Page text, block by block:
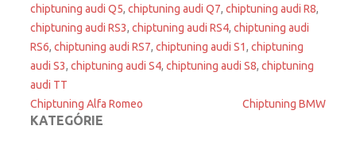
chiptuning audi Q5, chiptuning audi Q7, chiptuning audi R8,
chiptuning audi RS3, chiptuning audi RS4, chiptuning audi
RS6, chiptuning audi RS7, chiptuning audi S1, chiptuning
audi S3, chiptuning audi S4, chiptuning audi S8, chiptuning
audi TT
Post
Chiptuning Alfa Romeo Chiptuning BMW
KATEGÓRIE